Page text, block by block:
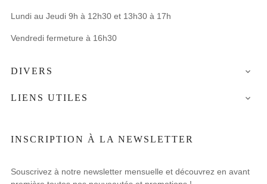
Lundi au Jeudi 9h à 12h30 et 13h30 à 17h
Vendredi fermeture à 16h30
DIVERS 
LIENS UTILES 
INSCRIPTION À LA NEWSLETTER
Souscrivez à notre newsletter mensuelle et découvrez en avant